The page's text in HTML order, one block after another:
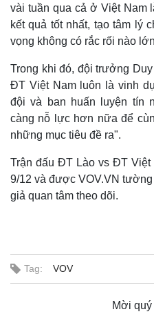
Quan sát
Cuộc sống đó đây
Hồ sơ
vài tuần qua cả ở Việt Nam
kết quả tốt nhất, tạo tâm lý
vọng không có rắc rối nào
Trong khi đó, đội trưởng
ĐT Việt Nam luôn là vinh
đội và ban huấn luyện tín
càng nỗ lực hơn nữa để
những mục tiêu đề ra".
Trận đấu ĐT Lào vs ĐT
9/12 và được VOV.VN
giả quan tâm theo dõi.
Tag: VOV
Mời